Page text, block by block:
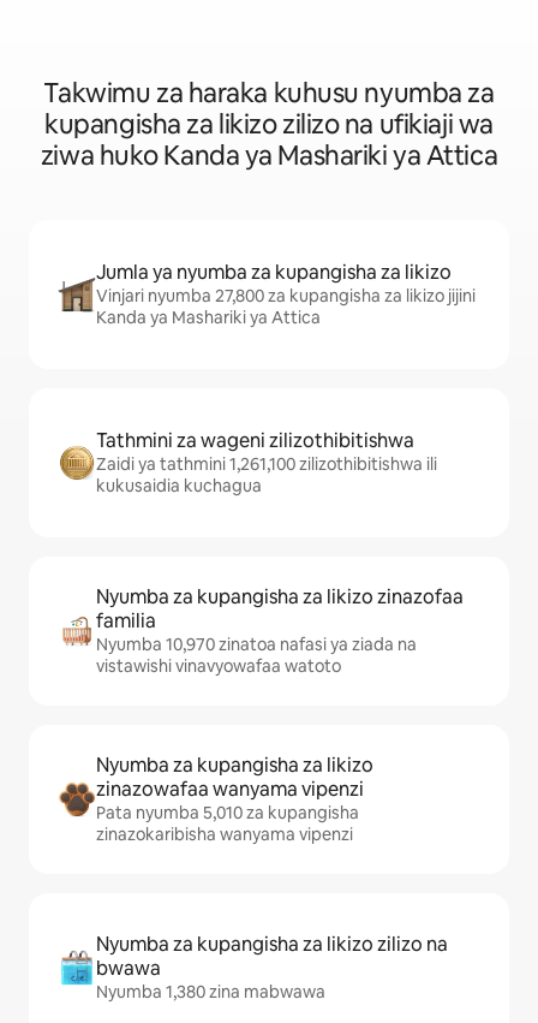
Takwimu za haraka kuhusu nyumba za
kupangisha za likizo zilizo na ufikiaji wa
ziwa huko Kanda ya Mashariki ya Attica
Jumla ya nyumba za kupangisha za likizo
Vinjari nyumba 27,800 za kupangisha za likizo jijini
Kanda ya Mashariki ya Attica
Tathmini za wageni zilizothibitishwa
Zaidi ya tathmini 1,261,100 zilizothibitishwa ili
kukusaidia kuchagua
Nyumba za kupangisha za likizo zinazofaa
familia
Nyumba 10,970 zinatoa nafasi ya ziada na
vistawishi vinavyowafaa watoto
Nyumba za kupangisha za likizo
zinazowafaa wanyama vipenzi
Pata nyumba 5,010 za kupangisha
zinazokaribisha wanyama vipenzi
Nyumba za kupangisha za likizo zilizo na
bwawa
Nyumba 1,380 zina mabwawa